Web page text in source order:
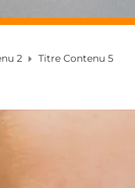
2 Titre Contenu 5